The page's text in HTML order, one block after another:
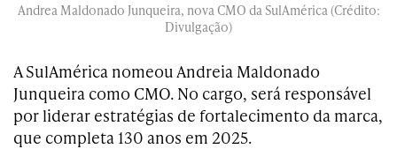
Andrea Maldonado Junqueira, nova CMO da SulAmérica (Crédito:
Divulgação)
A SulAmérica nomeou Andreia Maldonado
Junqueira como CMO. No cargo, será responsável
por liderar estratégias de fortalecimento da marca,
que completa 130 anos em 2025.